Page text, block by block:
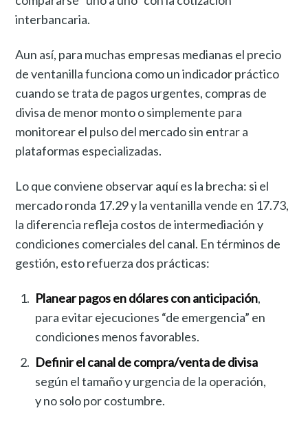
interbancaria.
Aun así, para muchas empresas medianas el precio
de ventanilla funciona como un indicador práctico
cuando se trata de pagos urgentes, compras de
divisa de menor monto o simplemente para
monitorear el pulso del mercado sin entrar a
plataformas especializadas.
Lo que conviene observar aquí es la brecha: si el
mercado ronda 17.29 y la ventanilla vende en 17.73,
la diferencia refleja costos de intermediación y
condiciones comerciales del canal. En términos de
gestión, esto refuerza dos prácticas:
Planear pagos en dólares con anticipación,
para evitar ejecuciones “de emergencia” en
condiciones menos favorables.
Definir el canal de compra/venta de divisa
según el tamaño y urgencia de la operación,
y no solo por costumbre.